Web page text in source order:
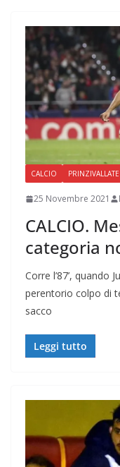
CALCIO PRINZIVALLATE
25 Novembre 2021
CALCIO.
categoria
Corre l’87’, quando
perentorio colpo di
sacco
Leggi tutto